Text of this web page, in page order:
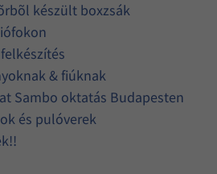
készült boxzsák
& fiúknak
Sambo oktatás Budapesten
és pulóverek